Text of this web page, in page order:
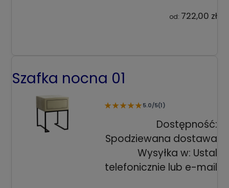
od: 722,00 zł
Szafka nocna 01
★★★★★5.0/5(1)
Dostępność:
Spodziewana dostawa
Wysyłka w: Ustal
telefonicznie lub e-mail